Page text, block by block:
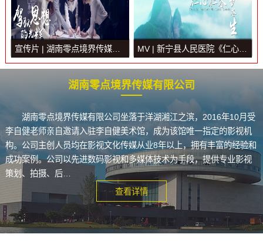
宣传片 | 湖南零点境界传媒官方宣传片
湖南零点境界传媒有限公司
湖南零点境界传媒有限公司坐落于洋湖湘江之滨，2016年10月受
李自健老师亲自邀请入驻李自健美术馆，成为该馆唯一指定的影视机
构。公司主创人员均在影视文化传媒从业8年以上，拥有丰富的经验和
成功案例。公司以先进数码影视和多媒体技术为手段，提供专业影视
策划、拍摄、后…
查看详情